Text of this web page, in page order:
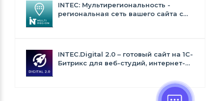
INTEC: Мультирегиональность -
региональная сеть вашего сайта с
INTEC.Digital 2.0 – готовый сайт на 1C-
Битрикс для веб-студий, интернет-